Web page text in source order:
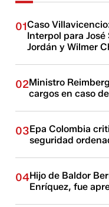
01Caso
Interpol para
Jordán y Wilmer
02Ministro
cargos en caso
03Epa Colombia
seguridad
04Hijo de Baldor
Enríquez, fue